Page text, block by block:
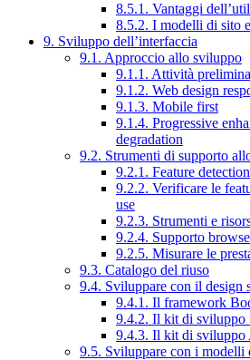
8.5.1. Vantaggi
8.5.2. I modelli di sito
9. Sviluppo dell’interfaccia
9.1. Approccio allo sviluppo
9.1.1. Attività
9.1.2. Web design
9.1.3. Mobile first
9.1.4. Progressive
degradation
9.2. Strumenti di supporto
9.2.1. Feature detection
9.2.2. Verificare le
use
9.2.3. Strumenti e
9.2.4. Supporto
9.2.5. Misurare le
9.3. Catalogo del riuso
9.4. Sviluppare con il design
9.4.1. Il framework
9.4.2. Il kit di sviluppo
9.4.3. Il kit di sviluppo
9.5. Sviluppare con i modelli